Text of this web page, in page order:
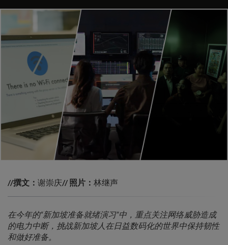
//撰文： 谢崇庆// 照片： 林继声
在今年的“新加坡准备就绪演习”中，重点关注网络威胁造成
的电力中断，挑战新加坡人在日益数码化的世界中保持韧性
和做好准备。